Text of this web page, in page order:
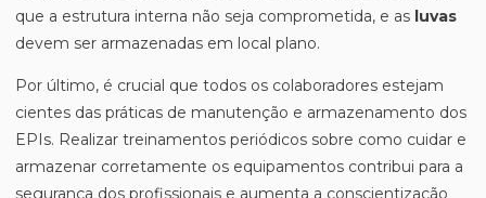
que a estrutura interna não seja comprometida, e as luvas
devem ser armazenadas em local plano.
Por último, é crucial que todos os colaboradores estejam
cientes das práticas de manutenção e armazenamento dos
EPIs. Realizar treinamentos periódicos sobre como cuidar e
armazenar corretamente os equipamentos contribui para a
segurança dos profissionais e aumenta a conscientização